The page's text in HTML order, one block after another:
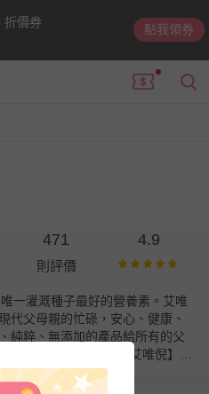
折價券
點我領券
471
則評價
4.9
一灌溉種子最好的營養素。艾唯
代父母親的忙碌，安心、健康、
純粹、無添加的產品給所有的父
家的支持與鼓勵。 【艾唯倪】以